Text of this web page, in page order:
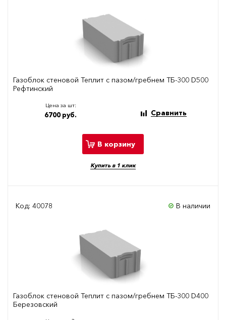
Газоблок стеновой Теплит с пазом/гребнем ТБ-300 D500
Рефтинский
Цена за шт:
6700 руб. Сравнить
В корзину
Купить в 1 клик
Код: 40078 В наличии
Газоблок стеновой Теплит с пазом/гребнем ТБ-300 D400
Березовский